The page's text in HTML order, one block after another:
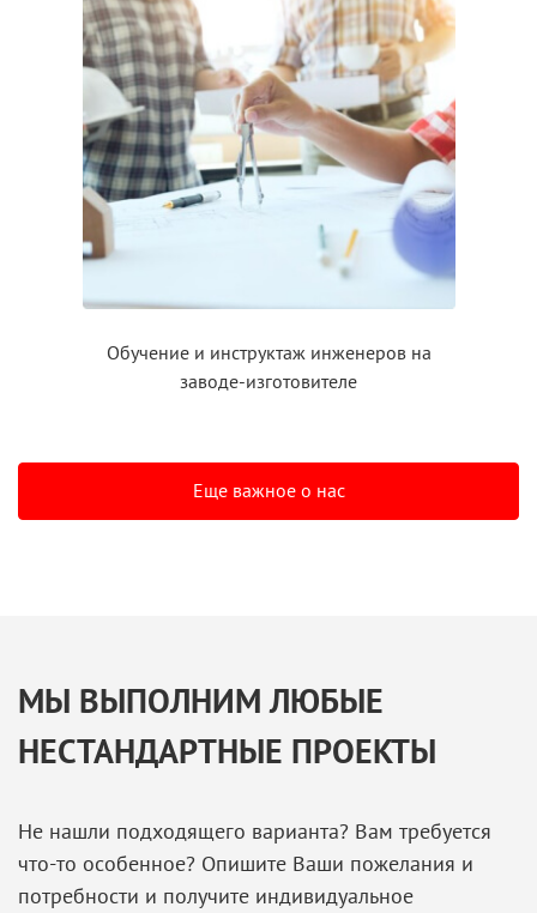
Обучение и инструктажинженеров на
заводе-изготовителе
Еще важное о нас
МЫ ВЫПОЛНИМ ЛЮБЫЕ
НЕСТАНДАРТНЫЕ ПРОЕКТЫ
Не нашли подходящего варианта? Вам требуется
что-то особенное? Опишите Ваши пожелания и
потребности и получите индивидуальное